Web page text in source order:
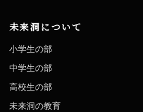
未来洞について
小学生の部
中学生の部
高校生の部
未来洞の教育